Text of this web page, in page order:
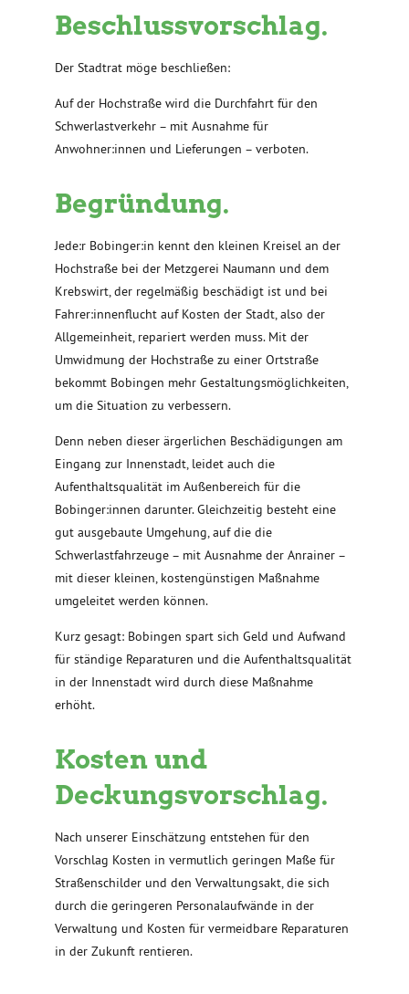
Beschlussvorschlag.
Der Stadtrat möge beschließen:
Auf der Hochstraße wird die Durchfahrt für den
Schwerlastverkehr – mit Ausnahme für
Anwohner:innen und Lieferungen – verboten.
Begründung.
Jede:r Bobinger:in kennt den kleinen Kreisel an der
Hochstraße bei der Metzgerei Naumann und dem
Krebswirt, der regelmäßig beschädigt ist und bei
Fahrer:innenflucht auf Kosten der Stadt, also der
Allgemeinheit, repariert werden muss. Mit der
Umwidmung der Hochstraße zu einer Ortstraße
bekommt Bobingen mehr Gestaltungsmöglichkeiten,
um die Situation zu verbessern.
Denn neben dieser ärgerlichen Beschädigungen am
Eingang zur Innenstadt, leidet auch die
Aufenthaltsqualität im Außenbereich für die
Bobinger:innen darunter. Gleichzeitig besteht eine
gut ausgebaute Umgehung, auf die die
Schwerlastfahrzeuge – mit Ausnahme der Anrainer –
mit dieser kleinen, kostengünstigen Maßnahme
umgeleitet werden können.
Kurz gesagt: Bobingen spart sich Geld und Aufwand
für ständige Reparaturen und die Aufenthaltsqualität
in der Innenstadt wird durch diese Maßnahme
erhöht.
Kosten und
Deckungsvorschlag.
Nach unserer Einschätzung entstehen für den
Vorschlag Kosten in vermutlich geringen Maße für
Straßenschilder und den Verwaltungsakt, die sich
durch die geringeren Personalaufwände in der
Verwaltung und Kosten für vermeidbare Reparaturen
in der Zukunft rentieren.